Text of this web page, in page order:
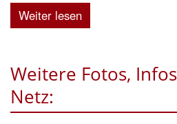
Weiter lesen
Weitere Fotos,
Netz: